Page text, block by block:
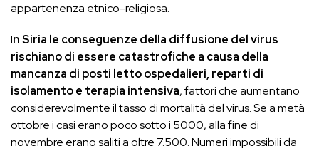
appartenenza etnico-religiosa.
In Siria le conseguenze della diffusione del virus
rischiano di essere catastrofiche a causa della
mancanza di posti letto ospedalieri, reparti di
isolamento e terapia intensiva, fattori che aumentano
considerevolmente il tasso di mortalità del virus. Se a metà
ottobre i casi erano poco sotto i 5000, alla fine di
novembre erano saliti a oltre 7.500. Numeri impossibili da